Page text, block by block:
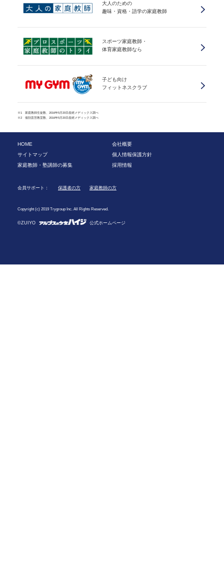
大人のための
趣味・資格・語学の家庭教師
スポーツ家庭教師・
体育家庭教師なら
子ども向け
フィットネスクラブ
※1 家庭教師生徒数、2016年5月20日産經メディックス調べ
※2 個別直営教室数、2016年5月20日産經メディックス調べ
HOME
会社概要
サイトマップ
個人情報保護方針
家庭教師・塾講師の募集
採用情報
会員サポート： 保護者の方 家庭教師の方
Copyright (c) 2019 Trygroup Inc. All Rights Reserved.
©ZUIYO 公式ホームページ